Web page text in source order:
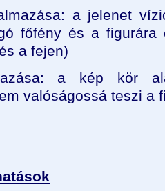
a jelenet
főfény és a
a fejen)
a kép kör
valóságossá teszi a